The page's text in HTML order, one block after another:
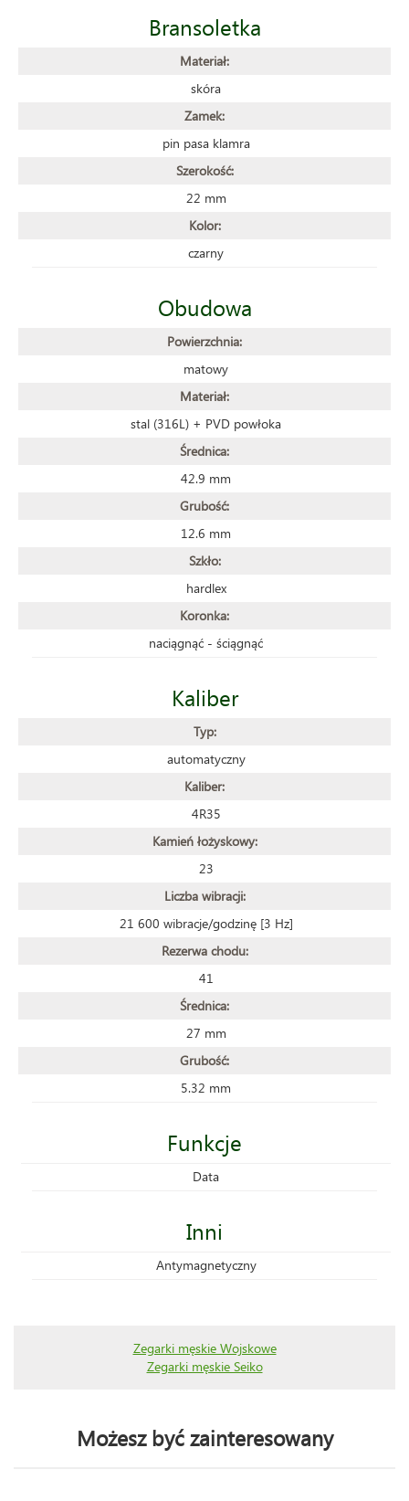
Bransoletka
Materiał:
skóra
Zamek:
pin pasa klamra
Szerokość:
22 mm
Kolor:
czarny
Obudowa
Powierzchnia:
matowy
Materiał:
stal (316L) + PVD powłoka
Średnica:
42.9 mm
Grubość:
12.6 mm
Szkło:
hardlex
Koronka:
naciągnąć - ściągnąć
Kaliber
Typ:
automatyczny
Kaliber:
4R35
Kamień łożyskowy:
23
Liczba wibracji:
21 600 wibracje/godzinę [3 Hz]
Rezerwa chodu:
41
Średnica:
27 mm
Grubość:
5.32 mm
Funkcje
Data
Inni
Antymagnetyczny
Zegarki męskie Wojskowe
Zegarki męskie Seiko
Możesz być zainteresowany